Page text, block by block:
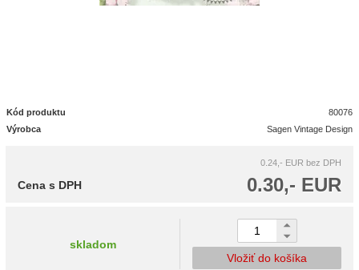
Kód produktu
80076
Výrobca
Sagen Vintage Design
0.24,- EUR bez DPH
0.30,- EUR
Cena s DPH
skladom
Vložiť do košíka